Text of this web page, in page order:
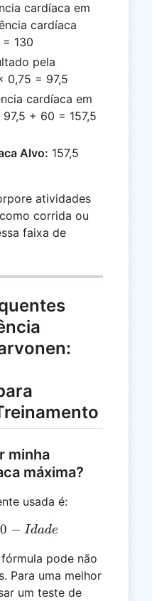
cardíaca em
cardíaca
130
pela
0,75 = 97,5
cardíaca em
+ 60 = 157,5
Alvo: 157,5
atividades
corrida ou
faixa de
minha
máxima?
usada é:
= 220 - Idade
− Idade
pode não
Para uma melhor
um teste de